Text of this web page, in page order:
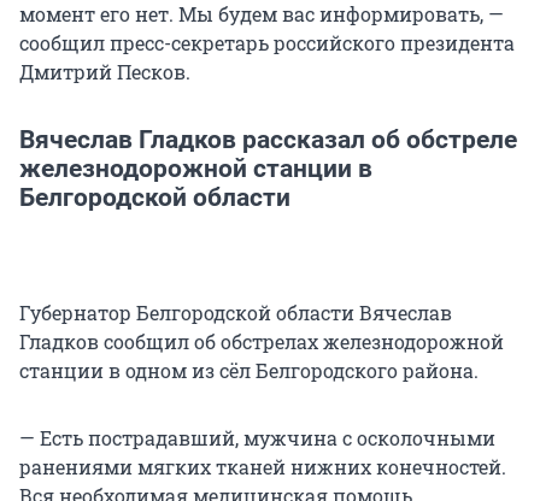
момент его нет. Мы будем вас информировать, —
сообщил пресс-секретарь российского президента
Дмитрий Песков.
Вячеслав Гладков рассказал об обстреле
железнодорожной станции в
Белгородской области
Губернатор Белгородской области Вячеслав
Гладков сообщил об обстрелах железнодорожной
станции в одном из сёл Белгородского района.
— Есть пострадавший, мужчина с осколочными
ранениями мягких тканей нижних конечностей.
Вся необходимая медицинская помощь